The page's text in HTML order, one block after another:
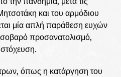
και του αρμόδιου
μία απλή παράθεση ευχών
προσανατολισμό,
όπως η κατάργηση του